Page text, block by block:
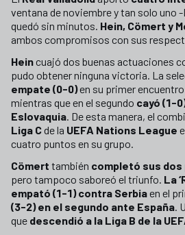
ventana de noviembre y tan solo uno
quedó sin minutos. Hein, Cömert y
ambos compromisos con sus
Heincuajó dos buenas actuaciones
pudo obtener ninguna victoria. La
empate (0-0)en su primer
mientras que en el segundo cayó (1-
Eslovaquia. De esta manera, el
Liga Cde la UEFA Nations League
cuatro puntos en su grupo.
Cömert también completó sus
pero tampoco saboreó el triunfo. La
empató (1-1) contra Serbiaen el
(3-2) en el segundo ante España.
que descendió a la Liga B de la